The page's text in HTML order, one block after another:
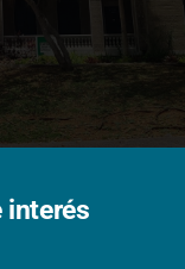
interés